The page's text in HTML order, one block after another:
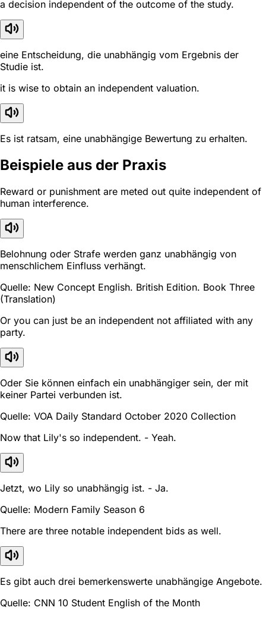
a decision independent of the outcome of the study.
eine Entscheidung, die unabhängig vom Ergebnis der
Studie ist.
it is wise to obtain an independent valuation.
Es ist ratsam, eine unabhängige Bewertung zu erhalten.
Beispiele aus der Praxis
Reward or punishment are meted out quite independent of
human interference.
Belohnung oder Strafe werden ganz unabhängig von
menschlichem Einfluss verhängt.
Quelle: New Concept English. British Edition. Book Three
(Translation)
Or you can just be an independent not affiliated with any
party.
Oder Sie können einfach ein unabhängiger sein, der mit
keiner Partei verbunden ist.
Quelle: VOA Daily Standard October 2020 Collection
Now that Lily's so independent. - Yeah.
Jetzt, wo Lily so unabhängig ist. - Ja.
Quelle: Modern Family Season 6
There are three notable independent bids as well.
Es gibt auch drei bemerkenswerte unabhängige Angebote.
Quelle: CNN 10 Student English of the Month